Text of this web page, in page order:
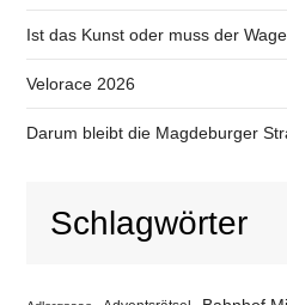
Ist das Kunst oder muss der
Velorace 2026
Darum bleibt die Magdeburger
Schlagwörter